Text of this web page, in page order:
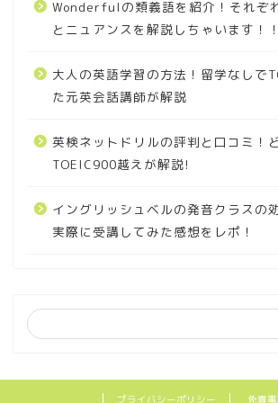
Wonderfulの類義語を紹介！それぞ
とニュアンスを解説しちゃいます！！
大人の英語学習の方法！留学なしで
た元英会話講師が解説
英検ネットドリルの評判と口コミ！
TOEIC900越えが解説!
イングリッシュベルの発音クラスの
実際に受講してみた感想をレポ！
プライバシーポリシー 免責事
身体の部位を英語絵
よく！対で言葉を
お勧めの英
ネイティブキャン
ンメソッドコース
みた感想をまとめち